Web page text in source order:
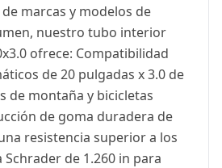
marcas y modelos de
nuestro tubo interior
ofrece: Compatibilidad
de 20 pulgadas x 3.0 de
de montaña y bicicletas
de goma duradera de
resistencia superior a los
Schrader de 1.260 in para